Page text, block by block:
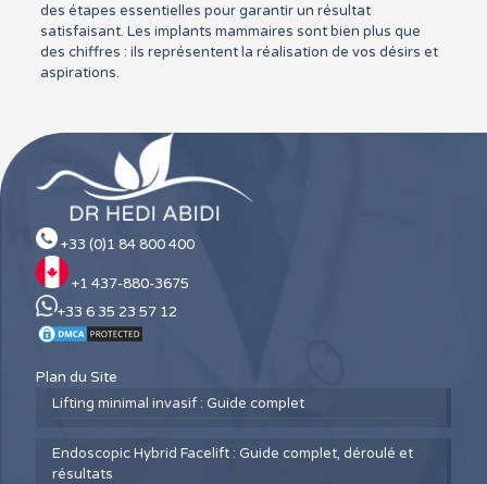
des étapes essentielles pour garantir un résultat
satisfaisant. Les implants mammaires sont bien plus que
des chiffres : ils représentent la réalisation de vos désirs et
aspirations.
+33 (0)1 84 800 400
+1 437-880-3675
+33 6 35 23 57 12
Plan du Site
Lifting minimal invasif : Guide complet
Endoscopic Hybrid Facelift : Guide complet, déroulé et
résultats